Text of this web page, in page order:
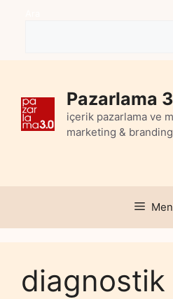
Pazarlama
içerik pazarlama ve
marketing & branding
diagnostik